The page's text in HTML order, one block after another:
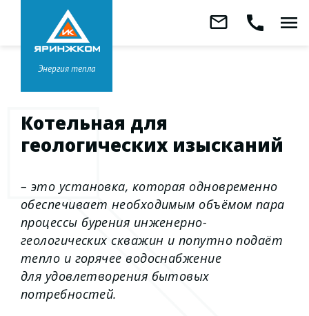
Заказать
Звонок бесплатный
8 800 333-99-01
Головной офис вЯрославле
+7 (4852) 67-96-00
Энергия тепла
mail_outline call menu
Котельная для
геологических изысканий
– это установка, которая одновременно
обеспечивает необходимым объёмом пара
процессы бурения инженерно-
геологических скважин и попутно подаёт
тепло и горячее водоснабжение
для удовлетворения бытовых
потребностей.